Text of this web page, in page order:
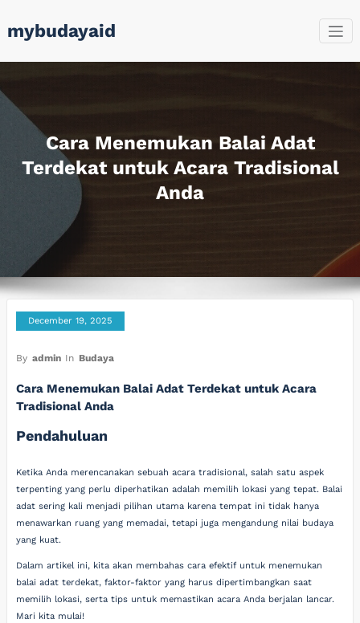
to
content
mybudayaid
Cara Menemukan Balai Adat
Terdekat untuk Acara Tradisional
Anda
December 19, 2025
By admin In Budaya
Cara Menemukan Balai Adat Terdekat untuk Acara
Tradisional Anda
Pendahuluan
Ketika Anda merencanakan sebuah acara tradisional, salah satu aspek
terpenting yang perlu diperhatikan adalah memilih lokasi yang tepat. Balai
adat sering kali menjadi pilihan utama karena tempat ini tidak hanya
menawarkan ruang yang memadai, tetapi juga mengandung nilai budaya
yang kuat.
Dalam artikel ini, kita akan membahas cara efektif untuk menemukan
balai adat terdekat, faktor-faktor yang harus dipertimbangkan saat
memilih lokasi, serta tips untuk memastikan acara Anda berjalan lancar.
Mari kita mulai!